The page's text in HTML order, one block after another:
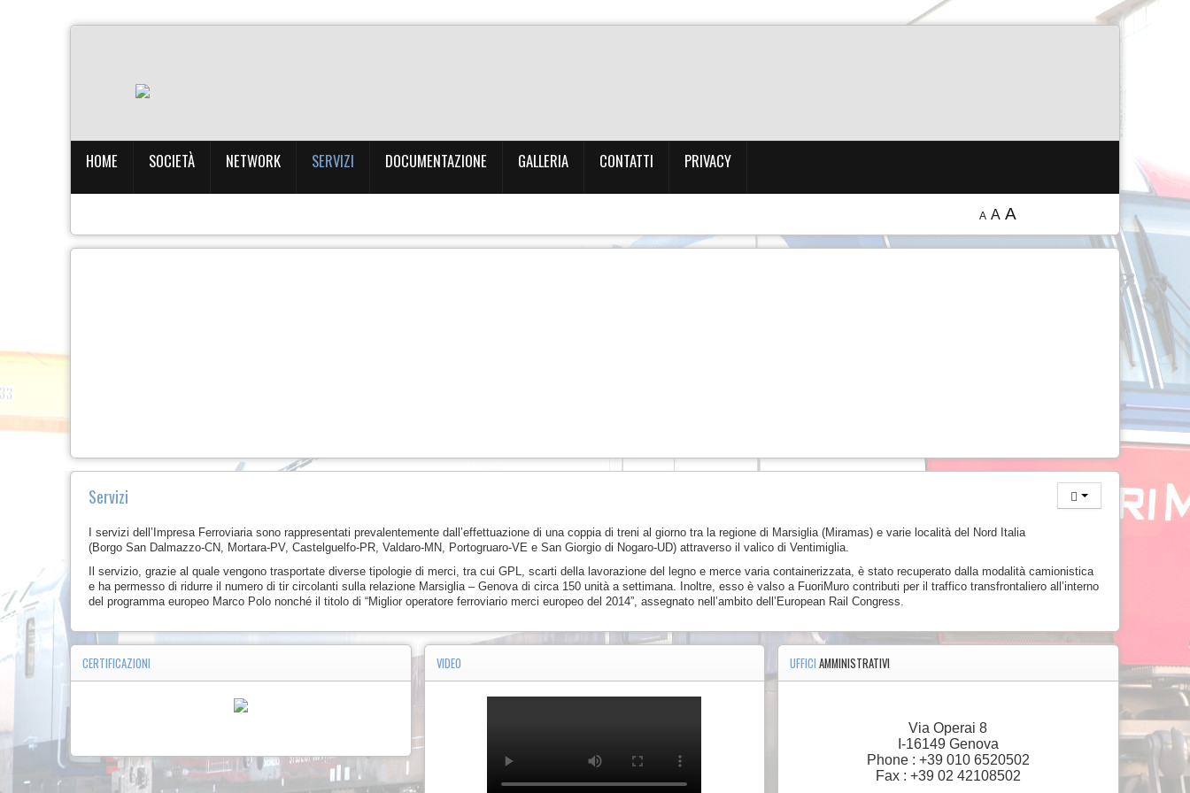
Documentazione
HOME SOCIETÀ NETWORK SERVIZI DOCUMENTAZIONE GALLERIA CONTATTI PRIVACY
A A A
Servizi
I servizi dell’Impresa Ferroviaria sono rappresentati prevalentemente dall’effettuazione di una coppia di treni al giorno tra la regione di Marsiglia (Miramas) e varie località del Nord Italia
(Borgo San Dalmazzo-CN, Mortara-PV, Castelguelfo-PR, Valdaro-MN, Portogruaro-VE e San Giorgio di Nogaro-UD) attraverso il valico di Ventimiglia.
Il servizio, grazie al quale vengono trasportate diverse tipologie di merci, tra cui GPL, scarti della lavorazione del legno e merce varia containerizzata, è stato recuperato dalla modalità camionistica
e ha permesso di ridurre il numero di tir circolanti sulla relazione Marsiglia – Genova di circa 150 unità a settimana. Inoltre, esso è valso a FuoriMuro contributi per il traffico transfrontaliero all’interno
del programma europeo Marco Polo nonché il titolo di “Miglior operatore ferroviario merci europeo del 2014”, assegnato nell’ambito dell’European Rail Congress.
CERTIFICAZIONI VIDEO UFFICIAMMINISTRATIVI
Via Operai 8
I-16149 Genova
Phone : +39 010 6520502
Fax : +39 02 42108502